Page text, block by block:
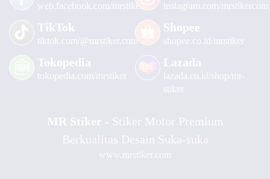
web.facebook.com/mrstiker instagram.com/mrstikercom
TikTok
tiktok.com/@mrstiker.com
Shopee
shopee.co.id/mrstiker
Tokopedia
tokopedia.com/mrstiker
Lazada
lazada.co.id/shop/mr-
stiker
MR Stiker - Stiker Motor Premium
Berkualitas Desain Suka-suka
www.mrstiker.com